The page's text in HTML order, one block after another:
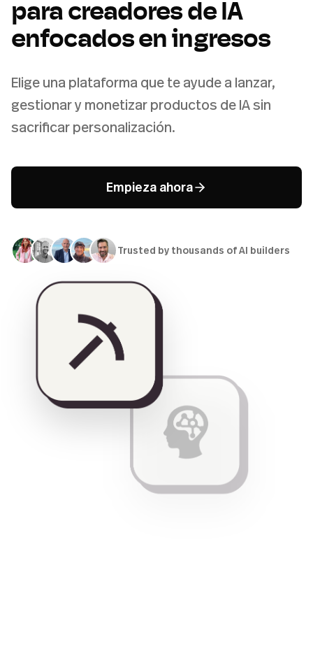
para creadores de IA
enfocados en ingresos
Elige una plataforma que te ayude a lanzar,
gestionar y monetizar productos de IA sin
sacrificar personalización.
Empieza ahora
Trusted by thousands of AI builders